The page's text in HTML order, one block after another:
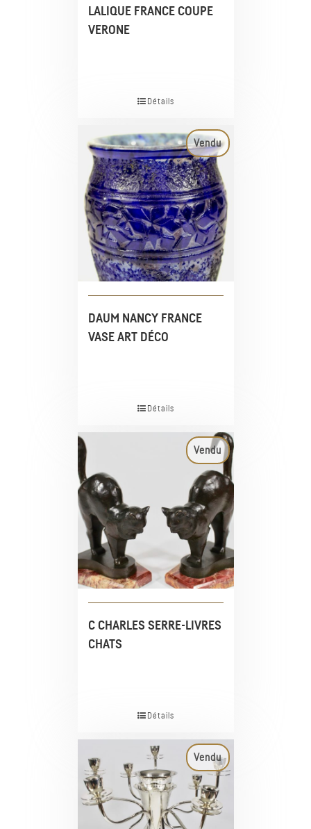
LALIQUE FRANCE COUPE
VERONE
Détails
Vendu
DAUM NANCY FRANCE
VASE ART DÉCO
Détails
Vendu
C CHARLES SERRE-LIVRES
CHATS
Détails
Vendu